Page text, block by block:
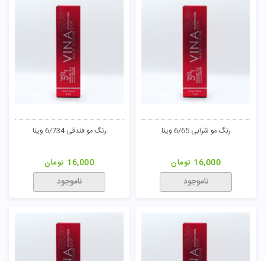
رنگ مو شرابی 6/65 وینا
16,000 تومان
ناموجود
رنگ مو فندقی 6/734 وینا
16,000 تومان
ناموجود